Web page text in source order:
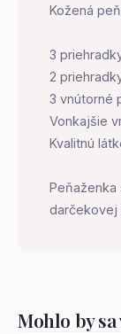
Kožená
3
2
3 vnútorné
Vonkajšie
Kvalitnú
Peňaženka
darčekovej
Mohlo by